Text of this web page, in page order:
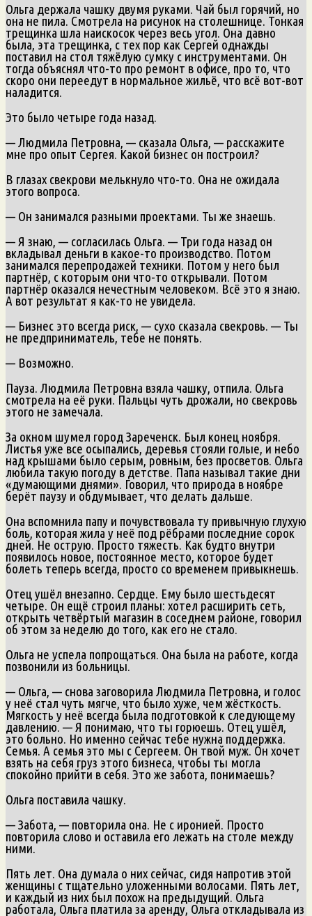
Ольга держала чашку двумя руками. Чай был горячий, но
она не пила. Смотрела на рисунок на столешнице. Тонкая
трещинка шла наискосок через весь угол. Она давно
была, эта трещинка, с тех пор как Сергей однажды
поставил на стол тяжёлую сумку с инструментами. Он
тогда объяснял что-то про ремонт в офисе, про то, что
скоро они переедут в нормальное жильё, что всё вот-вот
наладится.
Это было четыре года назад.
— Людмила Петровна, — сказала Ольга, — расскажите
мне про опыт Сергея. Какой бизнес он построил?
В глазах свекрови мелькнуло что-то. Она не ожидала
этого вопроса.
— Он занимался разными проектами. Ты же знаешь.
— Я знаю, — согласилась Ольга. — Три года назад он
вкладывал деньги в какое-то производство. Потом
занимался перепродажей техники. Потом у него был
партнёр, с которым они что-то открывали. Потом
партнёр оказался нечестным человеком. Всё это я знаю.
А вот результат я как-то не увидела.
— Бизнес это всегда риск, — сухо сказала свекровь. — Ты
не предприниматель, тебе не понять.
— Возможно.
Пауза. Людмила Петровна взяла чашку, отпила. Ольга
смотрела на её руки. Пальцы чуть дрожали, но свекровь
этого не замечала.
За окном шумел город Зареченск. Был конец ноября.
Листья уже все осыпались, деревья стояли голые, и небо
над крышами было серым, ровным, без просветов. Ольга
любила такую погоду в детстве. Папа называл такие дни
«думающими днями». Говорил, что природа в ноябре
берёт паузу и обдумывает, что делать дальше.
Она вспомнила папу и почувствовала ту привычную глухую
боль, которая жила у неё под рёбрами последние сорок
дней. Не острую. Просто тяжесть. Как будто внутри
появилось новое, постоянное место, которое будет
болеть теперь всегда, просто со временем привыкнешь.
Отец ушёл внезапно. Сердце. Ему было шестьдесят
четыре. Он ещё строил планы: хотел расширить сеть,
открыть четвёртый магазин в соседнем районе, говорил
об этом за неделю до того, как его не стало.
Ольга не успела попрощаться. Она была на работе, когда
позвонили из больницы.
— Ольга, — снова заговорила Людмила Петровна, и голос
у неё стал чуть мягче, что было хуже, чем жёсткость.
Мягкость у неё всегда была подготовкой к следующему
давлению. — Я понимаю, что ты горюешь. Отец ушёл,
это больно. Но именно сейчас тебе нужна поддержка.
Семья. А семья это мы с Сергеем. Он твой муж. Он хочет
взять на себя груз этого бизнеса, чтобы ты могла
спокойно прийти в себя. Это же забота, понимаешь?
Ольга поставила чашку.
— Забота, — повторила она. Не с иронией. Просто
повторила слово и оставила его лежать на столе между
ними.
Пять лет. Она думала о них сейчас, сидя напротив этой
женщины с тщательно уложенными волосами. Пять лет,
и каждый из них был похож на предыдущий. Ольга
работала, Ольга платила за аренду, Ольга откладывала из